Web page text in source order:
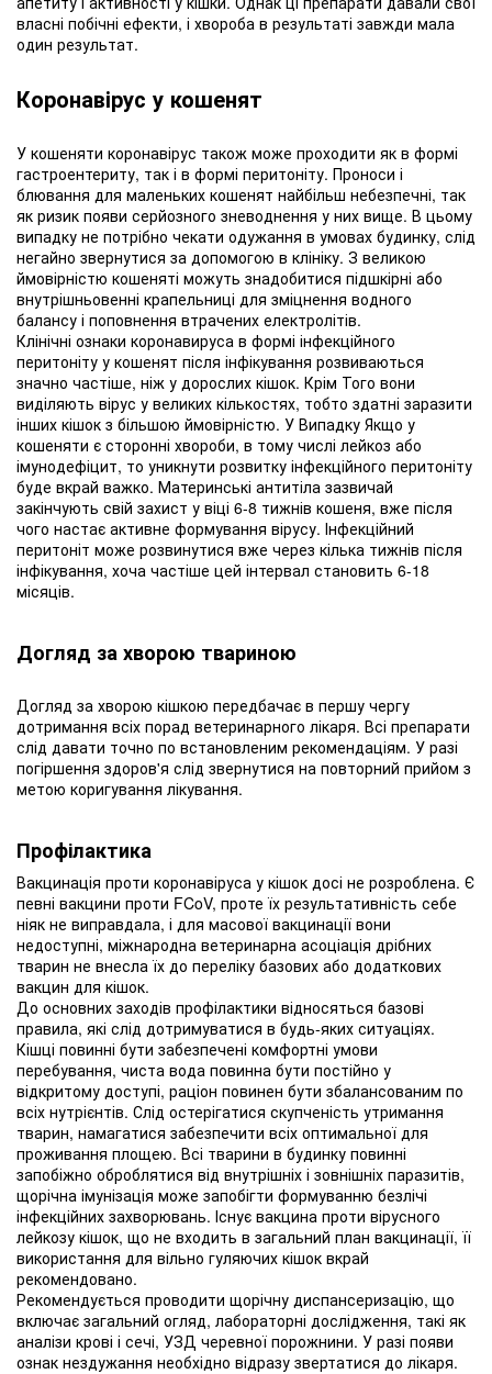
власні побічні ефекти, і хвороба в результаті завжди мала
один результат.
Коронавірус у кошенят
У кошеняти коронавірус також може проходити як в формі
гастроентериту, так і в формі перитоніту. Проноси і
блювання для маленьких кошенят найбільш небезпечні, так
як ризик появи серйозного зневоднення у них вище. В цьому
випадку не потрібно чекати одужання в умовах будинку, слід
негайно звернутися за допомогою в клініку. З великою
ймовірністю кошеняті можуть знадобитися підшкірні або
внутрішньовенні крапельниці для зміцнення водного
балансу і поповнення втрачених електролітів.
Клінічні ознаки коронавируса в формі інфекційного
перитоніту у кошенят після інфікування розвиваються
значно частіше, ніж у дорослих кішок. Крім Того вони
виділяють вірус у великих кількостях, тобто здатні заразити
інших кішок з більшою ймовірністю. У Випадку Якщо у
кошеняти є сторонні хвороби, в тому числі лейкоз або
імунодефіцит, то уникнути розвитку інфекційного перитоніту
буде вкрай важко. Материнські антитіла зазвичай
закінчують свій захист у віці 6-8 тижнів кошеня, вже після
чого настає активне формування вірусу. Інфекційний
перитоніт може розвинутися вже через кілька тижнів після
інфікування, хоча частіше цей інтервал становить 6-18
місяців.
Догляд за хворою твариною
Догляд за хворою кішкою передбачає в першу чергу
дотримання всіх порад ветеринарного лікаря. Всі препарати
слід давати точно по встановленим рекомендаціям. У разі
погіршення здоров'я слід звернутися на повторний прийом з
метою коригування лікування.
Профілактика
Вакцинація проти коронавіруса у кішок досі не розроблена. Є
певні вакцини проти FCoV, проте їх результативність себе
ніяк не виправдала, і для масової вакцинації вони
недоступні, міжнародна ветеринарна асоціація дрібних
тварин не внесла їх до переліку базових або додаткових
вакцин для кішок.
До основних заходів профілактики відносяться базові
правила, які слід дотримуватися в будь-яких ситуаціях.
Кішці повинні бути забезпечені комфортні умови
перебування, чиста вода повинна бути постійно у
відкритому доступі, раціон повинен бути збалансованим по
всіх нутрієнтів. Слід остерігатися скупченість утримання
тварин, намагатися забезпечити всіх оптимальної для
проживання площею. Всі тварини в будинку повинні
запобіжно оброблятися від внутрішніх і зовнішніх паразитів,
щорічна імунізація може запобігти формуванню безлічі
інфекційних захворювань. Існує вакцина проти вірусного
лейкозу кішок, що не входить в загальний план вакцинації, її
використання для вільно гуляючих кішок вкрай
рекомендовано.
Рекомендується проводити щорічну диспансеризацію, що
включає загальний огляд, лабораторні дослідження, такі як
аналізи крові і сечі, УЗД черевної порожнини. У разі появи
ознак нездужання необхідно відразу звертатися до лікаря.